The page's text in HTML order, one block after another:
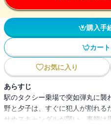
購入手
カー
お気に入り
あらすじ
駅のタクシー乗場で突如弾丸に襲
野と夕子は、すぐに犯人が割れる
せぬスキャンダルが襲い、事態